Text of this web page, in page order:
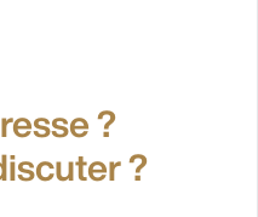
?
?